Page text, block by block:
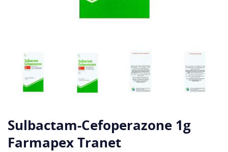
Sulbactam-Cefoperazone 1g
Farmapex Tranet